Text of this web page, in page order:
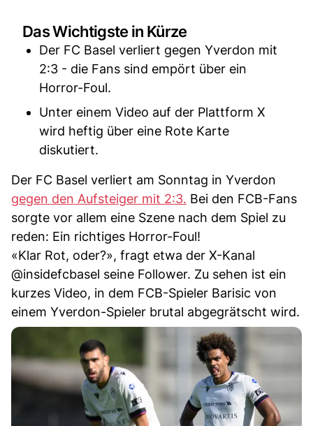
Das Wichtigste in Kürze
Der FC Basel verliert gegen Yverdon mit
2:3 - die Fans sind empört über ein
Horror-Foul.
Unter einem Video auf der Plattform X
wird heftig über eine Rote Karte
diskutiert.
Der FC Basel verliert am Sonntag in Yverdon
gegen den Aufsteiger mit 2:3. Bei den FCB-Fans
sorgte vor allem eine Szene nach dem Spiel zu
reden: Ein richtiges Horror-Foul!
«Klar Rot, oder?», fragt etwa der X-Kanal
@insidefcbasel seine Follower. Zu sehen ist ein
kurzes Video, in dem FCB-Spieler Barisic von
einem Yverdon-Spieler brutal abgegrätscht wird.